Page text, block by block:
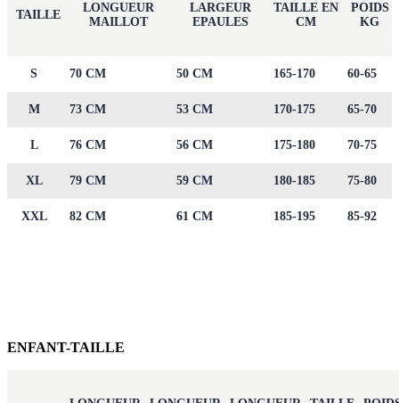
TAILLE
LONGUEUR
MAILLOT
LARGEUR
EPAULES
TAILLE EN
CM
POIDS
KG
S 70 CM 50 CM 165-170 60-65
M 73 CM 53 CM 170-175 65-70
L 76 CM 56 CM 175-180 70-75
XL 79 CM 59 CM 180-185 75-80
XXL 82 CM 61 CM 185-195 85-92
ENFANT-TAILLE